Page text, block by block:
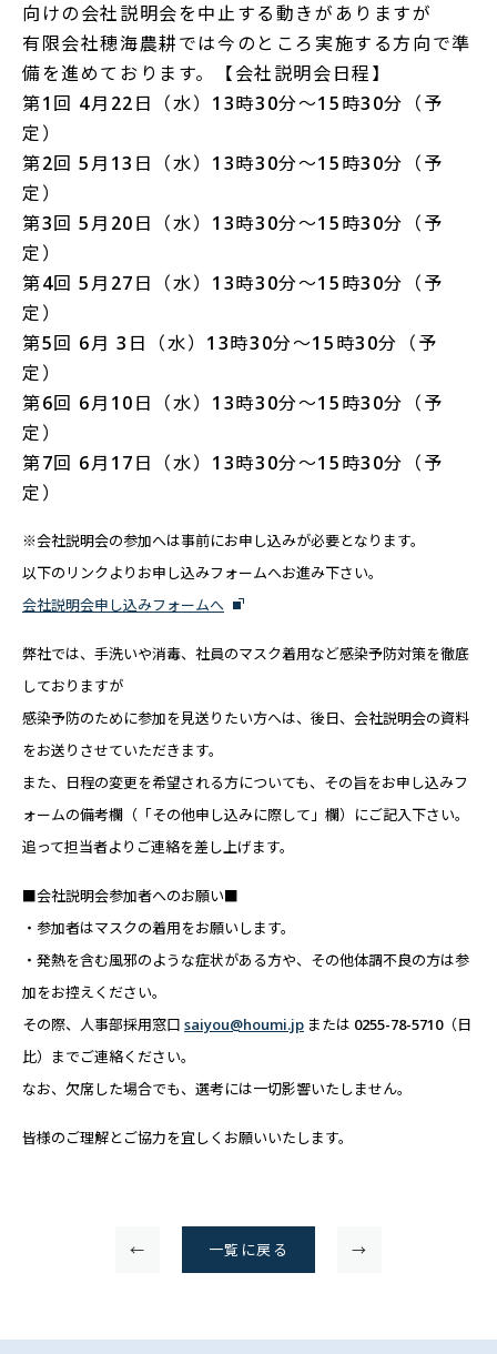
向けの会社説明会を中止する動きがありますが
有限会社穂海農耕では今のところ実施する方向で準
備を進めております。【会社説明会日程】
第1回 4月22日（水）13時30分～15時30分（予
定）
第2回 5月13日（水）13時30分～15時30分（予
定）
第3回 5月20日（水）13時30分～15時30分（予
定）
第4回 5月27日（水）13時30分～15時30分（予
定）
第5回 6月 3日（水）13時30分～15時30分（予
定）
第6回 6月10日（水）13時30分～15時30分（予
定）
第7回 6月17日（水）13時30分～15時30分（予
定）
※会社説明会の参加へは事前にお申し込みが必要となります。
以下のリンクよりお申し込みフォームへお進み下さい。
会社説明会申し込みフォームへ
弊社では、手洗いや消毒、社員のマスク着用など感染予防対策を徹底
しておりますが
感染予防のために参加を見送りたい方へは、後日、会社説明会の資料
をお送りさせていただきます。
また、日程の変更を希望される方についても、その旨をお申し込みフ
ォームの備考欄（「その他申し込みに際して」欄）にご記入下さい。
追って担当者よりご連絡を差し上げます。
■会社説明会参加者へのお願い■
・参加者はマスクの着用をお願いします。
・発熱を含む風邪のような症状がある方や、その他体調不良の方は参
加をお控えください。
その際、人事部採用窓口 saiyou@houmi.jp または 0255-78-5710（日
比）までご連絡ください。
なお、欠席した場合でも、選考には一切影響いたしません。
皆様のご理解とご協力を宜しくお願いいたします。
← 一覧に戻る →